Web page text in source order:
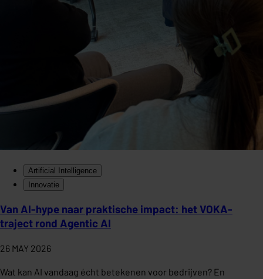
Artificial Intelligence
Innovatie
Van AI-hype naar praktische impact: het VOKA-
traject rond Agentic AI
26 MAY 2026
Wat kan AI vandaag écht betekenen voor bedrijven? En